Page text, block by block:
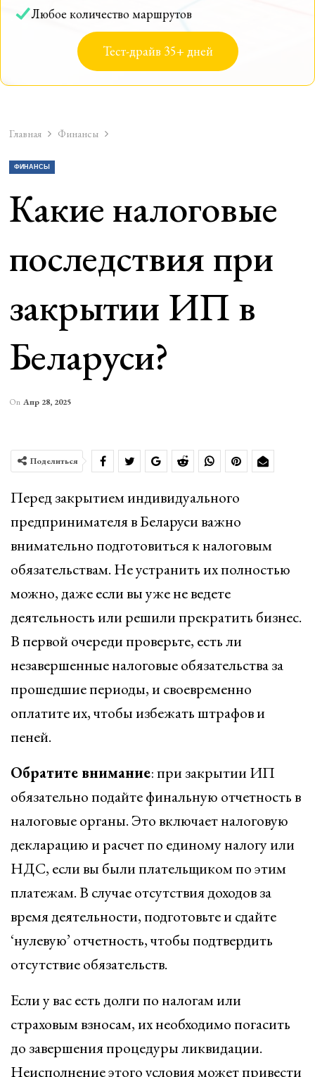
Любое количество маршрутов
Тест-драйв 35+ дней
Главная Финансы
ФИНАНСЫ
Какие налоговые
последствия при
закрытии ИП в
Беларуси?
On Апр 28, 2025
Поделиться
Перед закрытием индивидуального
предпринимателя в Беларуси важно
внимательно подготовиться к налоговым
обязательствам. Не устранить их полностью
можно, даже если вы уже не ведете
деятельность или решили прекратить бизнес.
В первой очереди проверьте, есть ли
незавершенные налоговые обязательства за
прошедшие периоды, и своевременно
оплатите их, чтобы избежать штрафов и
пеней.
Обратите внимание: при закрытии ИП
обязательно подайте финальную отчетность в
налоговые органы. Это включает налоговую
декларацию и расчет по единому налогу или
НДС, если вы были плательщиком по этим
платежам. В случае отсутствия доходов за
время деятельности, подготовьте и сдайте
‘нулевую’ отчетность, чтобы подтвердить
отсутствие обязательств.
Если у вас есть долги по налогам или
страховым взносам, их необходимо погасить
до завершения процедуры ликвидации.
Неисполнение этого условия может привести